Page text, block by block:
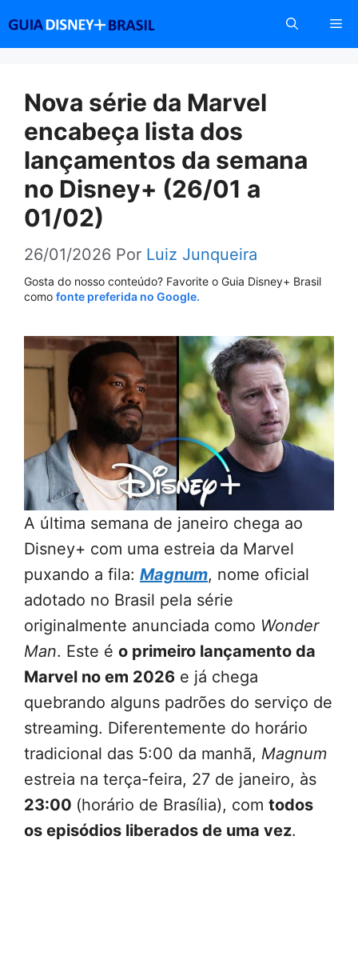
conteúdo
Nova série da Marvel
encabeça lista dos
lançamentos da semana
no Disney+ (26/01 a
01/02)
26/01/2026 Por Luiz Junqueira
Gosta do nosso conteúdo? Favorite o Guia Disney+ Brasil
como fonte preferida no Google.
A última semana de janeiro chega ao
Disney+ com uma estreia da Marvel
puxando a fila: Magnum, nome oficial
adotado no Brasil pela série
originalmente anunciada como Wonder
Man. Este é o primeiro lançamento da
Marvel no em 2026 e já chega
quebrando alguns padrões do serviço de
streaming. Diferentemente do horário
tradicional das 5:00 da manhã, Magnum
estreia na terça-feira, 27 de janeiro, às
23:00 (horário de Brasília), com todos
os episódios liberados de uma vez.